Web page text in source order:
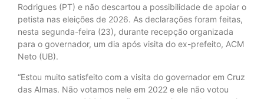
Rodrigues (PT) e não descartou a possibilidade de apoiar o
petista nas eleições de 2026. As declarações foram feitas,
nesta segunda-feira (23), durante recepção organizada
para o governador, um dia após visita do ex-prefeito, ACM
Neto (UB).
“Estou muito satisfeito com a visita do governador em Cruz
das Almas. Não votamos nele em 2022 e ele não votou